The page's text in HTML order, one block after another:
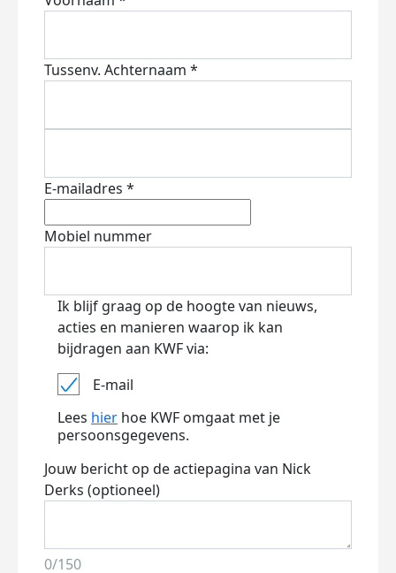
Tussenv. Achternaam *
E-mailadres *
Mobiel nummer
Ik blijf graag op de hoogte van nieuws,
acties en manieren waarop ik kan
bijdragen aan KWF via:
E-mail
Lees hier hoe KWF omgaat met je
persoonsgegevens.
Jouw bericht op de actiepagina van Nick
Derks (optioneel)
0/150